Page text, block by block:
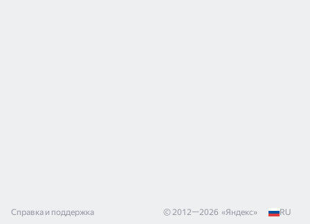
Справка и поддержка © 2012—2026 «Яндекс» RU